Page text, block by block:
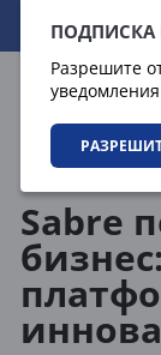
ПОДПИСКА
Разрешите
07.08.2026
Sabre